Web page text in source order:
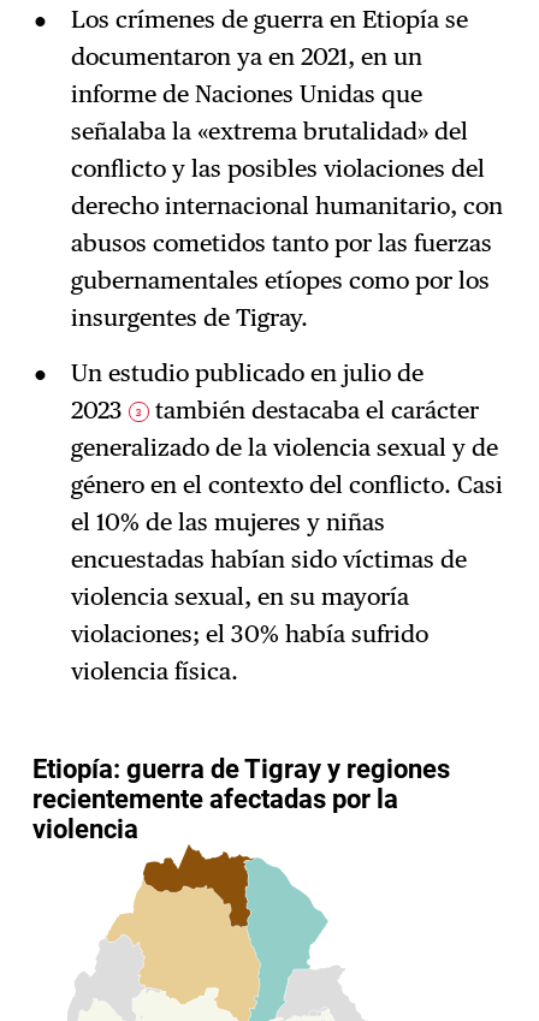
Los crímenes de guerra en Etiopía se
documentaron ya en 2021, en un
informe de Naciones Unidas que
señalaba la «extrema brutalidad» del
conflicto y las posibles violaciones del
derecho internacional humanitario, con
abusos cometidos tanto por las fuerzas
gubernamentales etíopes como por los
insurgentes de Tigray.
Un estudio publicado en julio de
2023
3 también destacaba el carácter
generalizado de la violencia sexual y de
género en el contexto del conflicto. Casi
el 10% de las mujeres y niñas
encuestadas habían sido víctimas de
violencia sexual, en su mayoría
violaciones; el 30% había sufrido
violencia física.